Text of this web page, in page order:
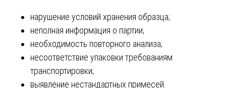
нарушение условий хранения образца;
неполная информация о партии;
необходимость повторного анализа;
несоответствие упаковки требованиям
транспортировки;
выявление нестандартных примесей.